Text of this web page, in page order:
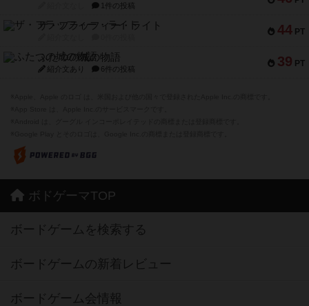
1件の投稿
44 PT
ザ・フラッフィー・ライト
39 PT
ふたつの城の物語
紹介文あり 6件の投稿
ボドゲーマTOP
ボードゲームを検索する
ボードゲームの新着レビュー
ボードゲーム会情報